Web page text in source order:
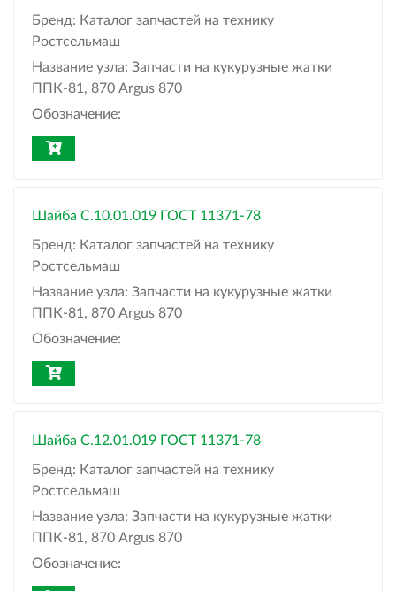
Бренд: Каталог запчастей на технику
Ростсельмаш
Название узла: Запчасти на кукурузные жатки
ППК-81, 870 Argus 870
Обозначение:
Шайба С.10.01.019 ГОСТ 11371-78
Бренд: Каталог запчастей на технику
Ростсельмаш
Название узла: Запчасти на кукурузные жатки
ППК-81, 870 Argus 870
Обозначение:
Шайба С.12.01.019 ГОСТ 11371-78
Бренд: Каталог запчастей на технику
Ростсельмаш
Название узла: Запчасти на кукурузные жатки
ППК-81, 870 Argus 870
Обозначение: